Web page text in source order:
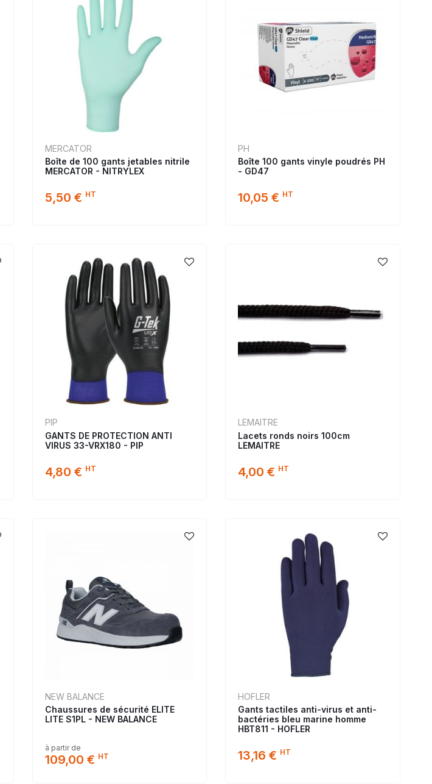
MERCATOR
Boîte de 100 gants jetables nitrile
MERCATOR - NITRYLEX
5,50 € HT
PH
Boîte 100 gants vinyle poudrés PH
- GD47
10,05 € HT
PIP
GANTS DE PROTECTION ANTI
VIRUS 33-VRX180 - PIP
4,80 € HT
LEMAITRE
Lacets ronds noirs 100cm
LEMAITRE
4,00 € HT
NEW BALANCE
Chaussures de sécurité ELITE
LITE S1PL - NEW BALANCE
à partir de
109,00 € HT
HOFLER
Gants tactiles anti-virus et anti-
bactéries bleu marine homme
HBT811 - HOFLER
13,16 € HT